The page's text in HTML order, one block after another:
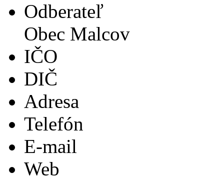
Odberateľ
Obec Malcov
IČO
DIČ
Adresa
Telefón
E-mail
Web